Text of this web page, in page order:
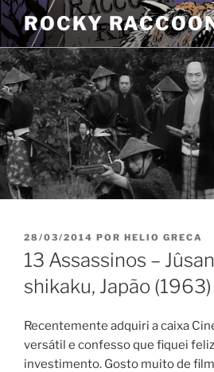
Pular
para
o
conteúdo
ROCKY
PUBLICADO
EM
28/03/2014 POR HELIO GRECA
13 Assassinos –
shikaku, Japão (1963)
Recentemente adquiri a caixa
versátil e confesso que fiquei
investimento. Gosto muito de